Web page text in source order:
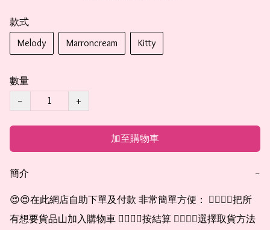
款式
Melody
Marroncream Kitty
數量
−
+
加至購物車
簡介 −
😍😍在此網店自助下單及付款 非常簡單方便： 👉🏻👉🏻把所
有想要貨品山加入購物車 👉🏻👉🏻按結算 👉🏻👉🏻選擇取貨方法